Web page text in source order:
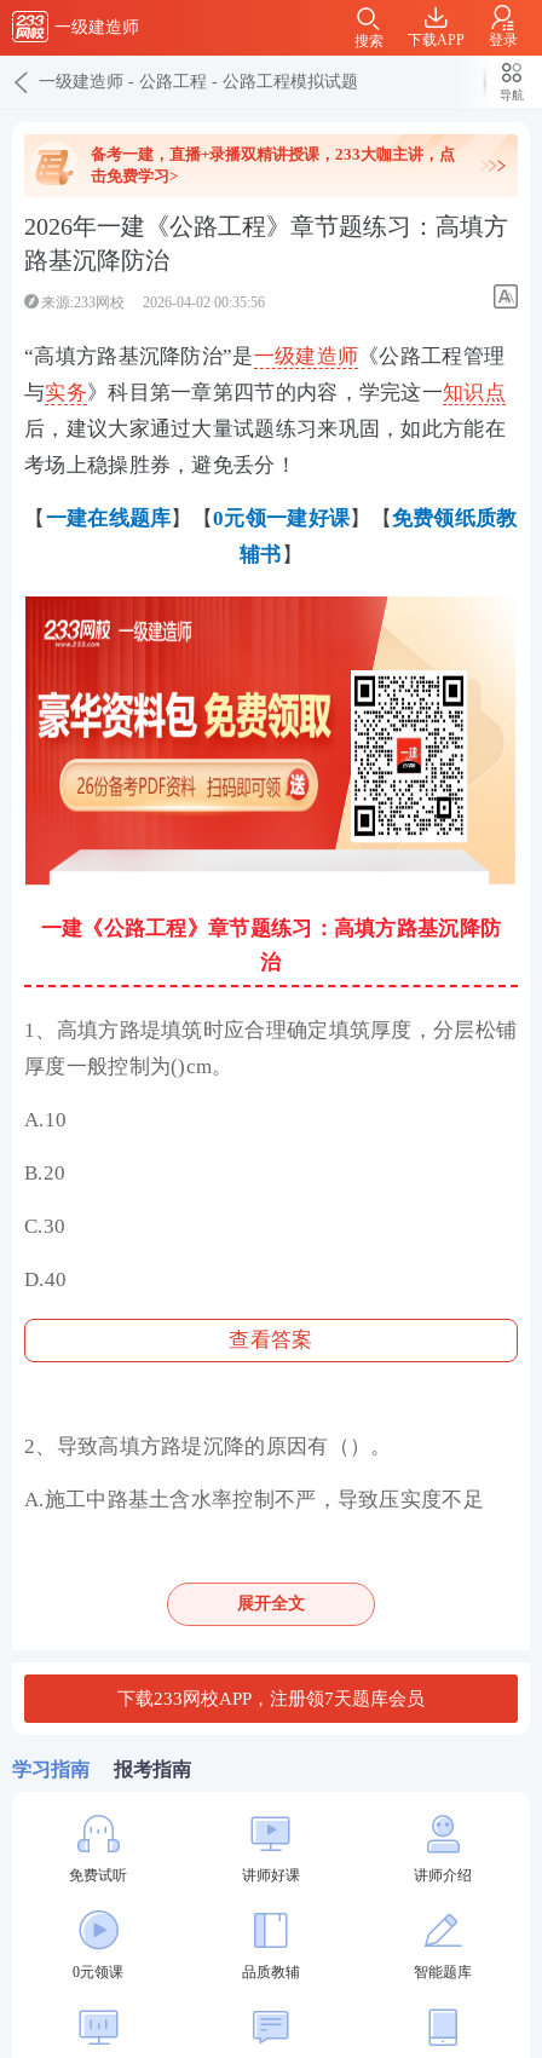
一级建造师
下载APP 登录
搜索
一级建造师 - 公路工程 - 公路工程模拟试题
导航
备考一建，直播+录播双精讲授课，233大咖主讲，点
击免费学习>
2026年一建《公路工程》章节题练习：高填方
路基沉降防治
来源:233网校 2026-04-02 00:35:56
“高填方路基沉降防治”是一级建造师 《公路工程管理
与实务》科目第一章第四节的内容，学完这一知识点
后，建议大家通过大量试题练习来巩固，如此方能在
考场上稳操胜券，避免丢分！
【 一建在线题库】【0元领一建好课】【免费领纸质教
辅书 】
一建《公路工程》章节题练习：高填方路基沉降防
治
1、高填方路堤填筑时应合理确定填筑厚度，分层松铺
厚度一般控制为()cm。
A.10
B.20
C.30
D.40
查看答案
2、导致高填方路堤沉降的原因有（）。
A.施工中路基土含水率控制不严，导致压实度不足
C.填料中混进了碎石
E.先施工低路堤，后施工高填方路基
3、高填方路基沉降主要由施工方面造成的原因有
（）。
A.施工时压路机工效过大
B.原地面未清除草根、树根等
展开全文
下载233网校APP，注册领7天题库会员
学习指南 报考指南
免费试听 讲师好课 讲师介绍
0元领课 品质教辅 智能题库